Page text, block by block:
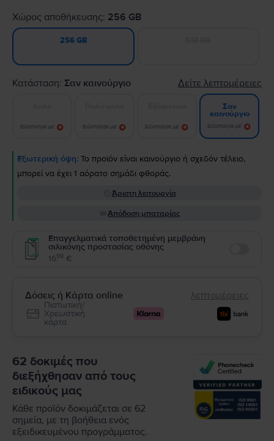
Χώρος αποθήκευσης: 256 GB
256 GB
Κατάσταση: Σαν καινούργιο Δείτε λεπτομέρειες
Ειδοποίησε με! Ειδοποίησε με! Ειδοποίησε με!
Σαν
καινούργιο
Ειδοποίησε με!
Εξωτερική όψη: Το προϊόν είναι καινούργιο ή σχεδόν τέλειο,
μπορεί να έχει 1 αόρατο σημάδι φθοράς.
Άριστη λειτουργία
Απόδοση μπαταρίας
Επαγγελματικά τοποθετημένη μεμβράνη
σιλικόνης προστασίας οθόνης
1699 €
Δόσεις ή Κάρτα online λεπτομέρειες
Πιστωτική/
Χρεωστική
κάρτα
62 δοκιμές που
διεξήχθησαν από τους
ειδικούς μας
Κάθε προϊόν δοκιμάζεται σε 62
σημεία, με τη βοήθεια ενός
εξειδικευμένου προγράμματος.